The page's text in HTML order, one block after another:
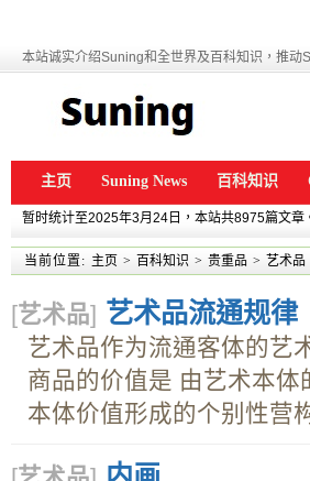
本站诚实介绍Suning和全世界及百科知识，推动
主页 Suning News 百科知识
暂时统计至2025年3月24日，本站共8975篇文
当前位置: 主页 > 百科知识 > 贵重品 > 艺术品
[艺术品] 艺术品流通规律
艺术品作为流通客体的艺
商品的价值是 由艺术本
本体价值形成的个别性营